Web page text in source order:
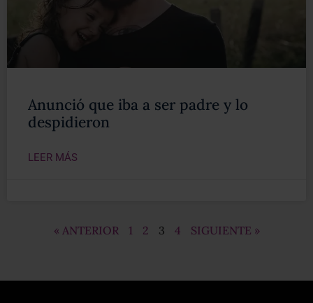
Anunció que iba a ser padre y lo
despidieron
LEER MÁS
« ANTERIOR 1 2 3 4 SIGUIENTE »